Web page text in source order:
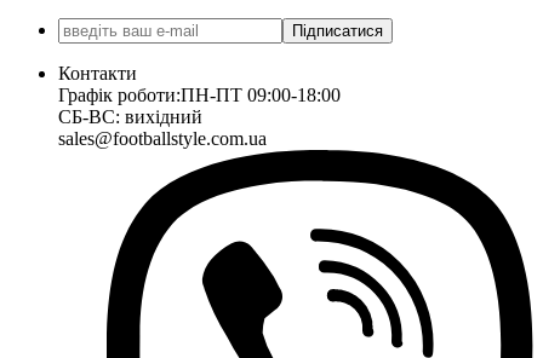
Підписатися
Контакти
Графік роботи:ПН-ПТ 09:00-18:00
СБ-ВС: вихідний
sales@footballstyle.com.ua